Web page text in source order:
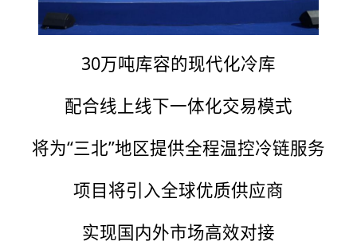
30万吨库容的现代化冷库
配合线上线下一体化交易模式
将为“三北”地区提供全程温控冷链服务
项目将引入全球优质供应商
实现国内外市场高效对接